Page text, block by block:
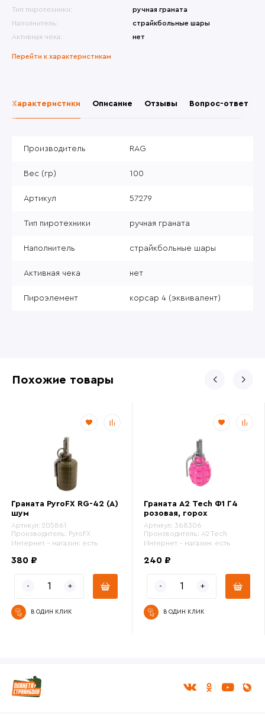
Тип пиротехники:
ручная граната
Наполнитель:
страйкбольные шары
Активная чека:
нет
Перейти к характеристикам
Характеристики Описание Отзывы Вопрос-ответ
Производитель RAG
Вес (гр) 100
Артикул 57279
Тип пиротехники ручная граната
Наполнитель страйкбольные шары
Активная чека нет
Пироэлемент корсар 4 (эквивалент)
Похожие товары
Граната PyroFX RG-42 (A)
шум
Артикул: 205861
Производитель: PyroFX
Интернет - магазин: есть
380 ₽
В ОДИН КЛИК
Граната A2 Tech Ф1 Г4
розовая, горох
Артикул: 368306
Производитель: A2 Tech
Интернет - магазин: есть
240 ₽
В ОДИН КЛИК